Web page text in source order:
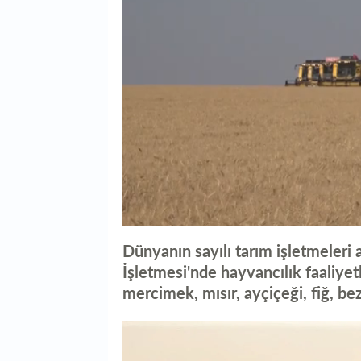
seconds
of
0
seconds
Volume
0%
Dünyanın sayılı tarım işletmeleri
İşletmesi'nde hayvancılık
mercimek, mısır, ayçiçeği, fiğ,